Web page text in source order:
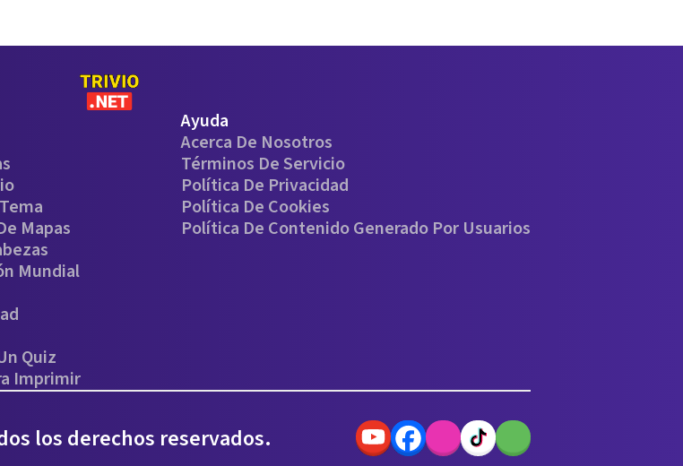
Mapas
Mundial
Quiz
Imprimir
Ayuda
Acerca De Nosotros
Términos De Servicio
Política De Privacidad
Política De Cookies
Política De Contenido Generado Por Usuarios
los derechos reservados.